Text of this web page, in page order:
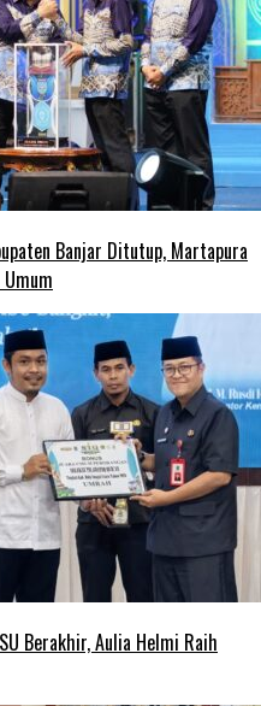
Banjar Ditutup, Martapura
Berakhir, Aulia Helmi Raih